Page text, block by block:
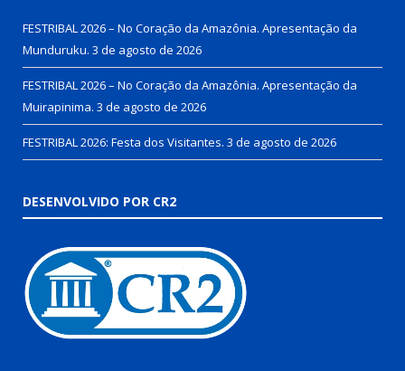
FESTRIBAL 2026 – No Coração da Amazônia. Apresentação da
Munduruku. 3 de agosto de 2026
FESTRIBAL 2026 – No Coração da Amazônia. Apresentação da
Muirapinima. 3 de agosto de 2026
FESTRIBAL 2026: Festa dos Visitantes. 3 de agosto de 2026
DESENVOLVIDO POR CR2